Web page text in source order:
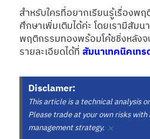
สำหรับใครที่อยากเรียนรู้เรื่องพ
ศึกษาเพิ่มเติมได้ค่ะ โดยเรามีสัม
พฤติกรรมทองพร้อมโค้ชชิ่งหลัง
รายละเอียดได้ที่สัมนาเทคนิคเท
Disclamer:
This article is a technical analysis
Please trade at your own risks with
management strategy. ×